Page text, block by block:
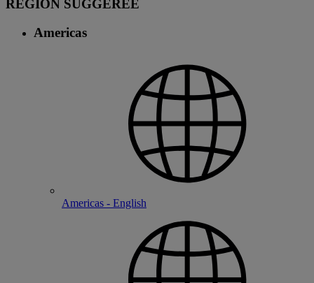
RÉGION SUGGÉRÉE
Americas
Americas - English